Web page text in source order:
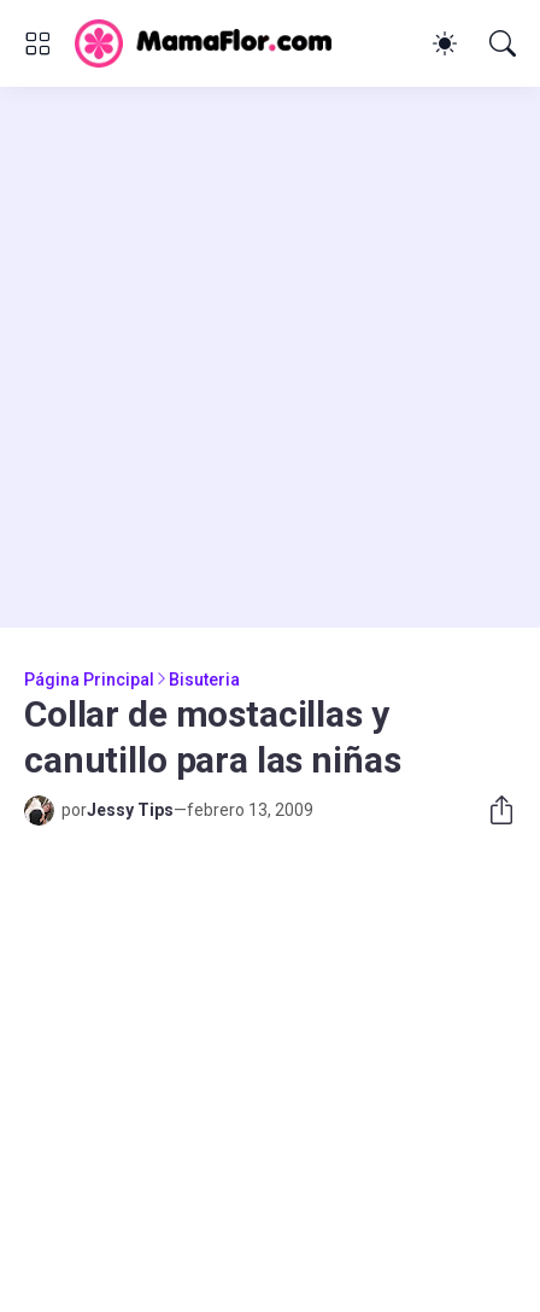
Página Principal Bisuteria
Collar de mostacillas y
canutillo para las niñas
porJessy Tips—febrero 13, 2009